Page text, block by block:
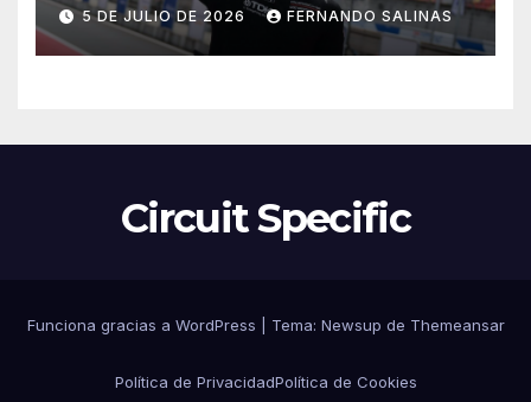
5 DE JULIO DE 2026 FERNANDO SALINAS
Circuit Specific
Funciona gracias a WordPress Tema: Newsup de Themeansar
Política de PrivacidadPolítica de Cookies